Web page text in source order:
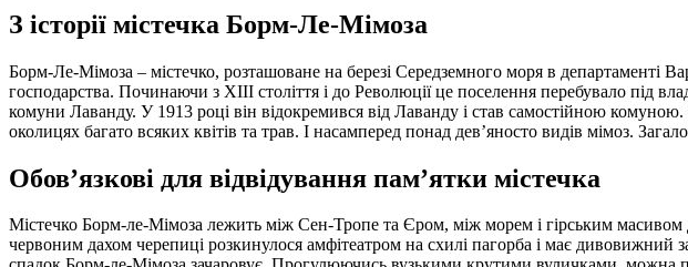
З історії містечка Борм-Ле-Мімоза
Борм-Ле-Мімоза – містечко, розташоване на березі Середземного моря в департаменті
господарства. Починаючи з XIII століття і до Революції це поселення перебувало під
комуни Лаванду. У 1913 році він відокремився від Лаванду і став самостійною
околицях багато всяких квітів та трав. І насамперед понад дев’яносто видів мімоз.
Обов’язкові для відвідування пам’ятки містечка
Містечко Борм-ле-Мімоза лежить між Сен-Тропе та Єром, між морем і гірським
червоним дахом черепиці розкинулося амфітеатром на схилі пагорба і має